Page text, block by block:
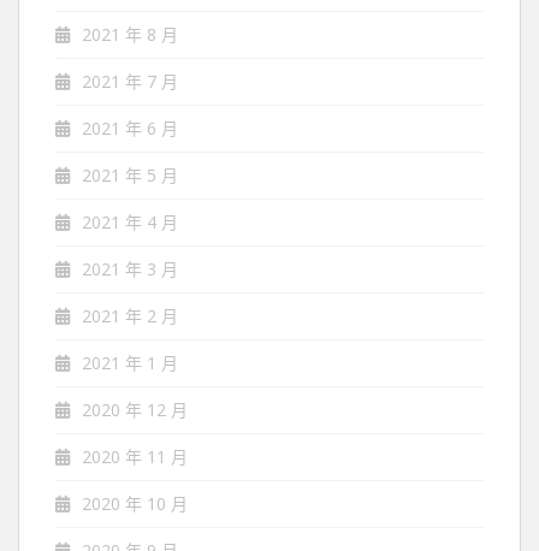
2021 年 8 月
2021 年 7 月
2021 年 6 月
2021 年 5 月
2021 年 4 月
2021 年 3 月
2021 年 2 月
2021 年 1 月
2020 年 12 月
2020 年 11 月
2020 年 10 月